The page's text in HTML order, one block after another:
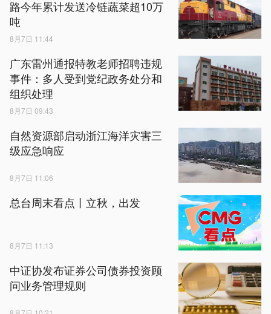
路今年累计发送冷链蔬菜超10万
吨
8月7日 11:44
广东雷州通报特教老师招聘违规
事件：多人受到党纪政务处分和
组织处理
8月7日 09:43
自然资源部启动浙江海洋灾害三
级应急响应
8月7日 11:06
总台周末看点丨立秋，出发
8月7日 11:13
中证协发布证券公司债券投资顾
问业务管理规则